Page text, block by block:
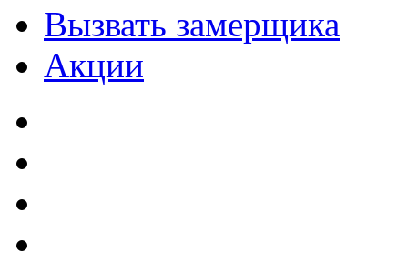
Вызвать замерщика
Акции